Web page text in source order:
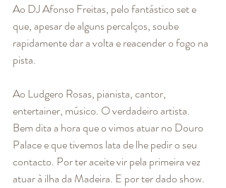
Ao DJ Afonso Freitas, pelo fantástico set e
que, apesar de alguns percalços, soube
rapidamente dar a volta e reacender o fogo na
pista.
Ao Ludgero Rosas, pianista, cantor,
entertainer, músico. O verdadeiro artista.
Bem dita a hora que o vimos atuar no Douro
Palace e que tivemos lata de lhe pedir o seu
contacto. Por ter aceite vir pela primeira vez
atuar à ilha da Madeira. E por ter dado show.